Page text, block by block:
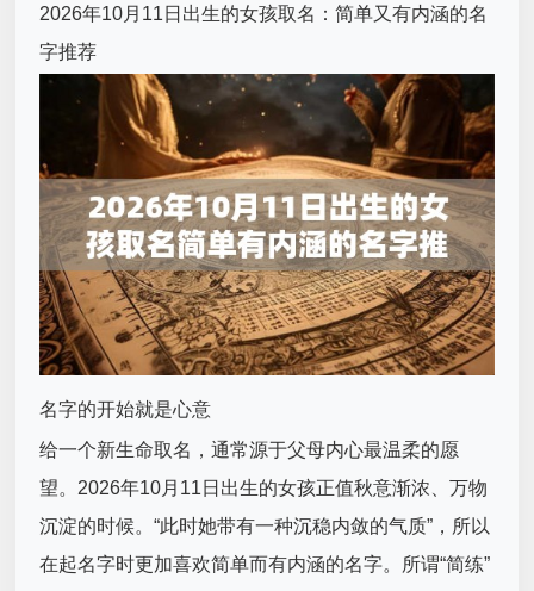
2026年10月11日出生的女孩取名：简单又有内涵的名
字推荐
名字的开始就是心意
给一个新生命取名，通常源于父母内心最温柔的愿
望。2026年10月11日出生的女孩正值秋意渐浓、万物
沉淀的时候。“此时她带有一种沉稳内敛的气质”，所以
在起名字时更加喜欢简单而有内涵的名字。所谓“简练”